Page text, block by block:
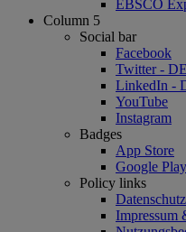
EBSCO
Column 5
Social bar
Facebook
Twitter - DE
LinkedIn -
YouTube
Instagram
Badges
App Store
Google Play
Policy links
Impressum